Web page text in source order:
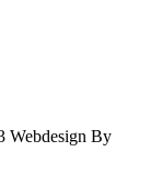
Webdesign By